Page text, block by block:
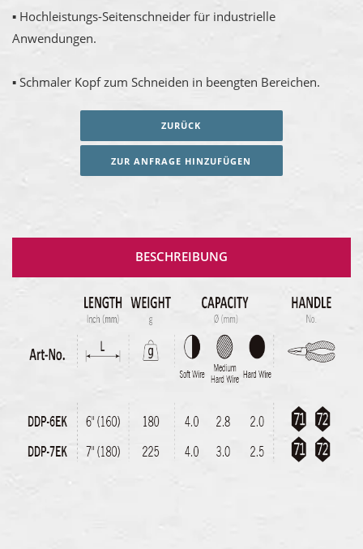
▪ Hochleistungs-Seitenschneider für industrielle
Anwendungen.
▪ Schmaler Kopf zum Schneiden in beengten Bereichen.
ZURÜCK
ZUR ANFRAGE HINZUFÜGEN
BESCHREIBUNG